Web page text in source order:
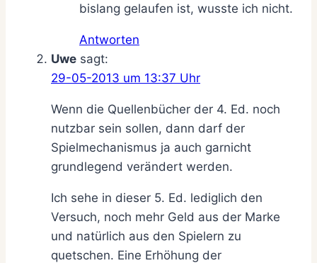
bislang gelaufen ist, wusste ich nicht.
Antworten
Uwe sagt:
29-05-2013 um 13:37 Uhr
Wenn die Quellenbücher der 4. Ed. noch
nutzbar sein sollen, dann darf der
Spielmechanismus ja auch garnicht
grundlegend verändert werden.
Ich sehe in dieser 5. Ed. lediglich den
Versuch, noch mehr Geld aus der Marke
und natürlich aus den Spielern zu
quetschen. Eine Erhöhung der